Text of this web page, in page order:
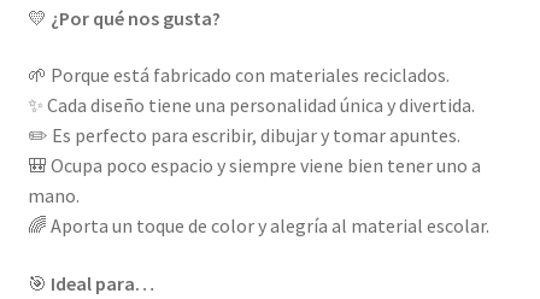
💛 ¿Por qué nos gusta?
🌱 Porque está fabricado con materiales reciclados.
✨ Cada diseño tiene una personalidad única y divertida.
✏️ Es perfecto para escribir, dibujar y tomar apuntes.
🎒 Ocupa poco espacio y siempre viene bien tener uno a
mano.
🌈 Aporta un toque de color y alegría al material escolar.
🎯 Ideal para…